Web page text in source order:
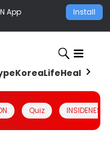
App Install
KoreaLifeHealth
Quiz INSIDENESIA